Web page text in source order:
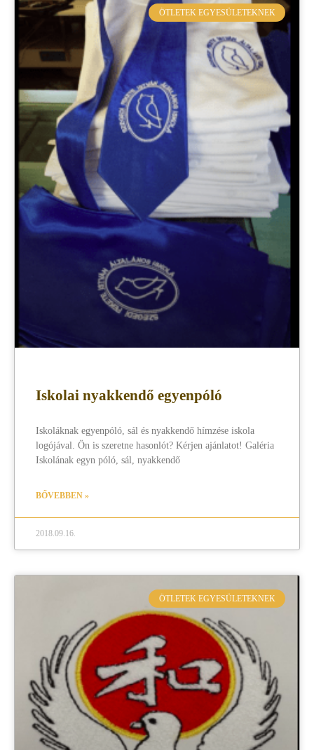
ÖTLETEK EGYESÜLETEKNEK
Iskolai nyakkendő egyenpóló
Iskoláknak egyenpóló, sál és nyakkendő hímzése iskola
logójával. Ön is szeretne hasonlót? Kérjen ajánlatot! Galéria
Iskolának egyn póló, sál, nyakkendő
BŐVEBBEN »
2018.09.16.
ÖTLETEK EGYESÜLETEKNEK